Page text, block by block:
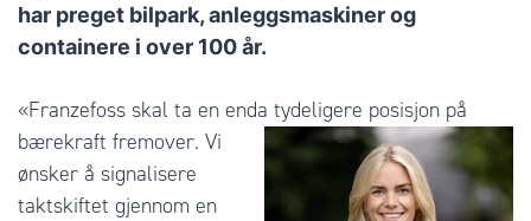
har preget bilpark, anleggsmaskiner og
containere i over 100 år.
«Franzefoss skal ta en enda tydeligere posisjon på
bærekraft fremover. Vi
ønsker å signalisere
taktskiftet gjennom en